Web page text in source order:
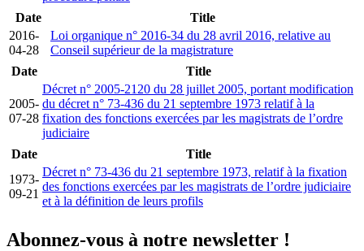
Date
Title
2016-
04-28
Loi organique n° 2016-34 du 28 avril 2016, relative au
Conseil supérieur de la magistrature
Date
Title
2005-
07-28
Décret n° 2005-2120 du 28 juillet 2005, portant modification
du décret n° 73-436 du 21 septembre 1973 relatif à la
fixation des fonctions exercées par les magistrats de l’ordre
judiciaire
Date
Title
1973-
09-21
Décret n° 73-436 du 21 septembre 1973, relatif à la fixation
des fonctions exercées par les magistrats de l’ordre judiciaire
et à la définition de leurs profils
Abonnez-vous à notre newsletter !